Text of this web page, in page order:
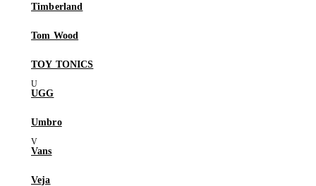
Timberland
Tom Wood
TOY TONICS
UGG
Umbro
Vans
Veja